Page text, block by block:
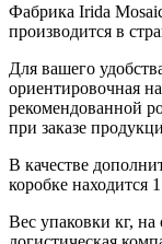
Фабрика Irida
производится в
Для вашего
ориентировочная
рекомендованной
при заказе
В качестве
коробке находится
Вес упаковки кг,